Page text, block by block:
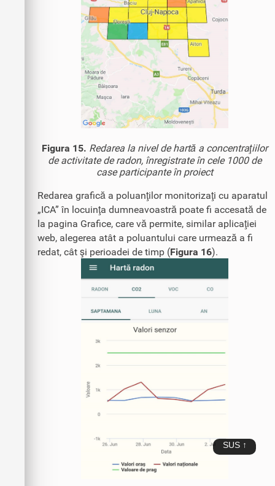
SUS ↑
Figura 15. Redarea la nivel de hartă a concentraţiilor
de activitate de radon, înregistrate în cele 1000 de
case participante în proiect
Redarea grafică a poluanţilor monitorizaţi cu aparatul
„ICA” în locuinţa dumneavoastră poate fi accesată de
la pagina Grafice, care vă permite, similar aplicaţiei
web, alegerea atât a poluantului care urmează a fi
redat, cât şi perioadei de timp (Figura 16).